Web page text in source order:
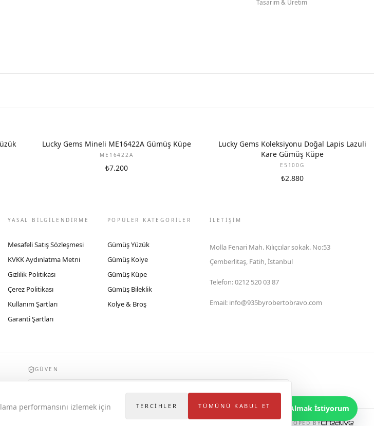
Tasarım & Üretim
Lucky Gems Mineli ME16422A Gümüş Küpe
ME16422A
₺7.200
Lucky Gems Koleksiyonu Doğal Lapis Lazuli
Kare Gümüş Küpe
E5100G
₺2.880
YASAL BİLGİLENDİRME
Mesafeli Satış Sözleşmesi
KVKK Aydınlatma Metni
Gizlilik Politikası
Çerez Politikası
Kullanım Şartları
Garanti Şartları
POPÜLER KATEGORİLER
Gümüş Yüzük
Gümüş Kolye
Gümüş Küpe
Gümüş Bileklik
Kolye & Broş
İLETIŞIM
Molla Fenari Mah. Kılıçcılar sokak. No:53
Çemberlitaş, Fatih, İstanbul
Telefon:0212 520 03 87
Email: info@935byrobertobravo.com
GÜVEN
DEVELOPED BY
Bilgi Almak İstiyorum
performansını izlemek için
TERCIHLER TÜMÜNÜ KABUL ET